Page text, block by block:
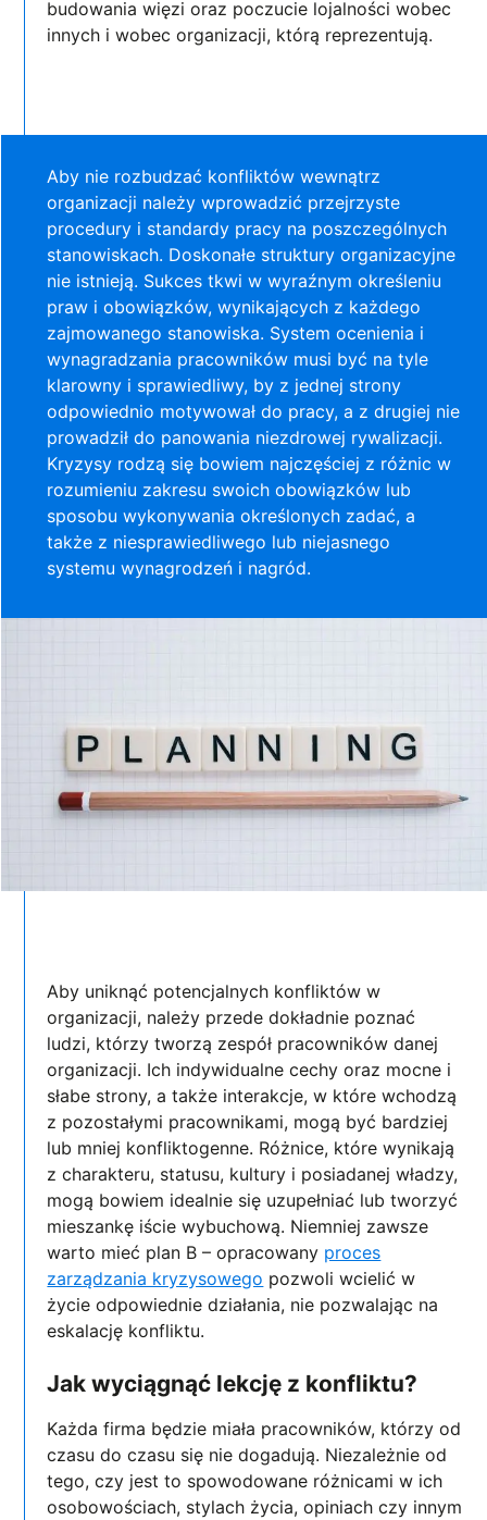
budowania więzi oraz poczucie lojalności wobec
innych i wobec organizacji, którą reprezentują.
Aby nie rozbudzać konfliktów wewnątrz
organizacji należy wprowadzić przejrzyste
procedury i standardy pracy na poszczególnych
stanowiskach. Doskonałe struktury organizacyjne
nie istnieją. Sukces tkwi w wyraźnym określeniu
praw i obowiązków, wynikających z każdego
zajmowanego stanowiska. System ocenienia i
wynagradzania pracowników musi być na tyle
klarowny i sprawiedliwy, by z jednej strony
odpowiednio motywował do pracy, a z drugiej nie
prowadził do panowania niezdrowej rywalizacji.
Kryzysy rodzą się bowiem najczęściej z różnic w
rozumieniu zakresu swoich obowiązków lub
sposobu wykonywania określonych zadać, a
także z niesprawiedliwego lub niejasnego
systemu wynagrodzeń i nagród.
Aby uniknąć potencjalnych konfliktów w
organizacji, należy przede dokładnie poznać
ludzi, którzy tworzą zespół pracowników danej
organizacji. Ich indywidualne cechy oraz mocne i
słabe strony, a także interakcje, w które wchodzą
z pozostałymi pracownikami, mogą być bardziej
lub mniej konfliktogenne. Różnice, które wynikają
z charakteru, statusu, kultury i posiadanej władzy,
mogą bowiem idealnie się uzupełniać lub tworzyć
mieszankę iście wybuchową. Niemniej zawsze
warto mieć plan B – opracowany proces
zarządzania kryzysowego pozwoli wcielić w
życie odpowiednie działania, nie pozwalając na
eskalację konfliktu.
Jak wyciągnąć lekcję z konfliktu?
Każda firma będzie miała pracowników, którzy od
czasu do czasu się nie dogadują. Niezależnie od
tego, czy jest to spowodowane różnicami w ich
osobowościach, stylach życia, opiniach czy innym